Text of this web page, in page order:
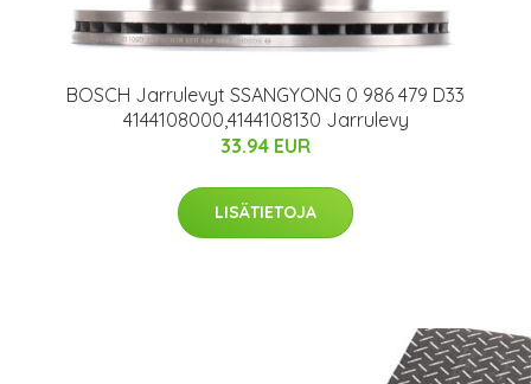
BOSCH Jarrulevyt SSANGYONG 0 986 479 D33
4144108000,4144108130 Jarrulevy
33.94 EUR
LISÄTIETOJA